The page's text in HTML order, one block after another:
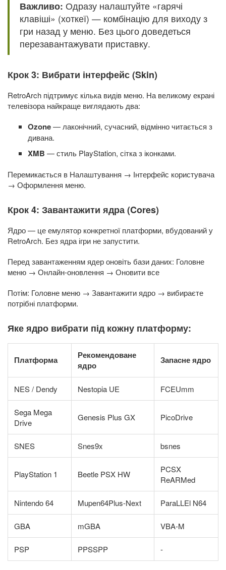
Важливо: Одразу налаштуйте «гарячі
клавіші» (хоткеї) — комбінацію для виходу з
гри назад у меню. Без цього доведеться
перезавантажувати приставку.
Крок 3: Вибрати інтерфейс (Skin)
RetroArch підтримує кілька видів меню. На великому екрані
телевізора найкраще виглядають два:
Ozone— лаконічний, сучасний, відмінно читається з
дивана.
XMB — стиль PlayStation, сітка з іконками.
Перемикається в Налаштування → Інтерфейс користувача
→ Оформлення меню.
Крок 4: Завантажити ядра (Cores)
Ядро — це емулятор конкретної платформи, вбудований у
RetroArch. Без ядра ігри не запустити.
Перед завантаженням ядер оновіть бази даних: Головне
меню → Онлайн-оновлення → Оновити все
Потім: Головне меню → Завантажити ядро → вибираєте
потрібні платформи.
Яке ядро вибрати під кожну платформу:
Платформа
Рекомендоване
ядро
Запасне ядро
NES / Dendy Nestopia UE FCEUmm
Sega Mega
Drive
Genesis Plus GX PicoDrive
SNES Snes9x bsnes
PlayStation 1 Beetle PSX HW
PCSX
ReARMed
Nintendo 64 Mupen64Plus-Next ParaLLEl N64
GBA mGBA VBA-M
PSP PPSSPP -